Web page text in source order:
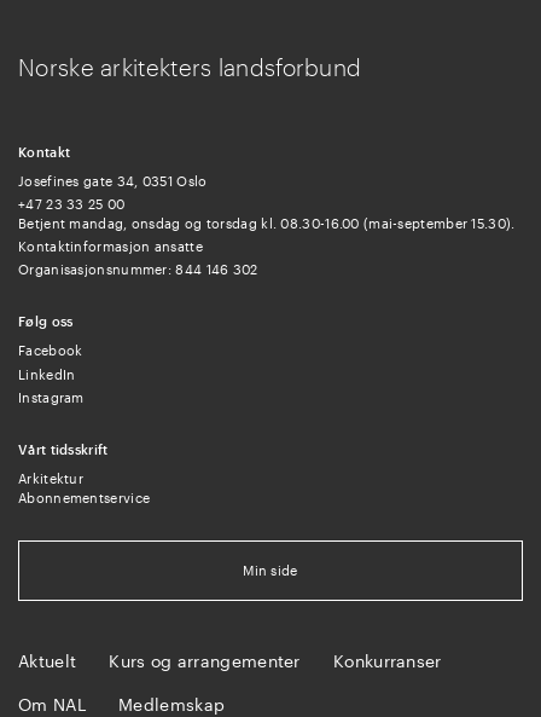
Norske arkitekters landsforbund
Kontakt
Josefines gate 34, 0351 Oslo
+47 23 33 25 00
Betjent mandag, onsdag og torsdag kl. 08.30-16.00 (mai-september 15.30).
Kontaktinformasjon ansatte
Organisasjonsnummer: 844 146 302
Følg oss
Facebook
LinkedIn
Instagram
Vårt tidsskrift
Arkitektur
Abonnementservice
Min side
Aktuelt Kurs og arrangementer Konkurranser
Om NAL Medlemskap